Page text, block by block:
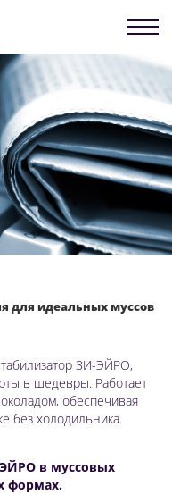
для идеальных муссов
ЗИ-ЭЙРО,
в шедевры. Работает
обеспечивая
без холодильника.
в муссовых
формах.